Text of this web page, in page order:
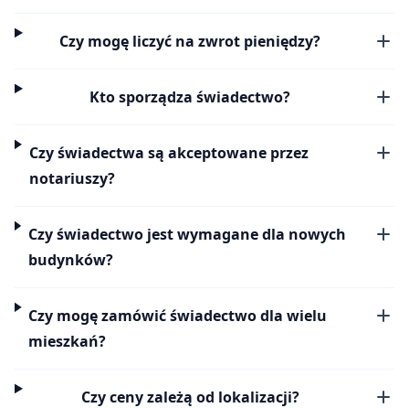
Czy mogę liczyć na zwrot pieniędzy?
Kto sporządza świadectwo?
Czy świadectwa są akceptowane przez
notariuszy?
Czy świadectwo jest wymagane dla nowych
budynków?
Czy mogę zamówić świadectwo dla wielu
mieszkań?
Czy ceny zależą od lokalizacji?